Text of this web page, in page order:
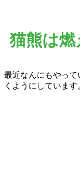
猫熊は燃
最近なんにもやっ
くようにしています